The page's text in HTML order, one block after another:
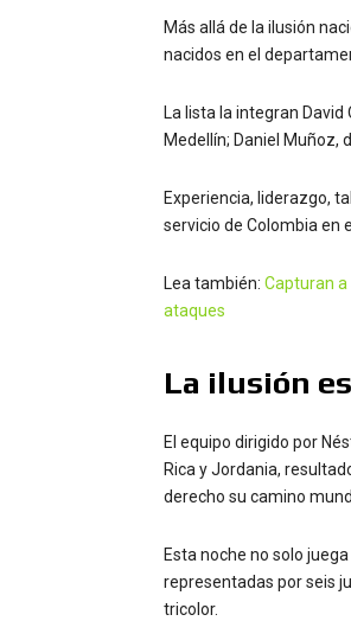
Más allá de la ilusión
nacidos en el
La lista la integran
Medellín; Daniel Muñoz,
Experiencia, liderazgo,
servicio de Colombia en
Lea también: Capturan a
ataques
La ilusión
El equipo dirigido por
Rica y Jordania,
derecho su camino
Esta noche no solo
representadas por seis
tricolor.